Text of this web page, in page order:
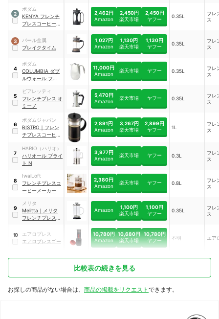
2
ボダム
KENYA フレンチ
プレスコーヒーメ
2,462円
Amazon
2,450円
楽天市場
2,450円
ヤフー
0.35L
フレ
ス
3
パール金属
ブレイクタイム
1,027円
Amazon
1,130円
楽天市場
1,130円
ヤフー
0.35L
フレ
ス
4
ボダム
COLUMBIA ダブ
ルウォール フレン
メーカー
11,000円
Amazon
楽天市場 ヤフー 0.35L
フレ
ス
5
ビアレッティ
フレンチプレス オ
ミーノ
5,470円
Amazon
楽天市場 ヤフー 0.35L
フレ
ス
6
ボダムジャパン
BISTRO ｜ フレン
チプレスコーヒー
2,891円
Amazon
3,267円
楽天市場
2,899円
ヤフー
1L
フレ
ス
7
HARIO（ハリオ）
ハリオール ブライ
ト N
3,977円
Amazon
楽天市場 ヤフー 0.3L
フレ
ス
8
IwaiLoft
フレンチプレスコ
ーヒーメーカー
2,380円
Amazon
楽天市場 ヤフー 0.8L
フレ
ス
9
メリタ
Melitta ｜ メリタ
フレンチプレス ス
Amazon
1,100円
楽天市場
1,100円
ヤフー
0.35L
フレ
ス
10
エアロプレス
エアロプレスゴー
10,780円
Amazon
10,680円
楽天市場
10,780円
ヤフー
不明 エア
比較表の続きを見る
お探しの商品がない場合は、 商品の掲載をリクエスト できます。